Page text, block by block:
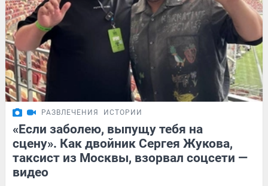
РАЗВЛЕЧЕНИЯ ИСТОРИИ
«Если заболею, выпущу тебя на
сцену». Как двойник Сергея Жукова,
таксист из Москвы, взорвал соцсети —
видео